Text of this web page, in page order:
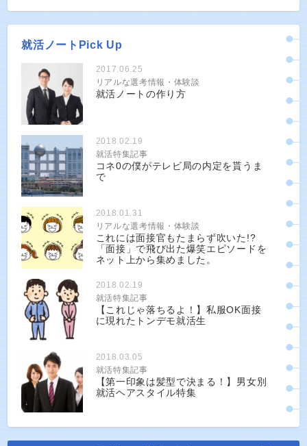
就活ノートPick Up
2017.06.25
リアルな選考情報・体験談
就活ノートの作り方
2018.02.19
就活特集記事
コネ0の僕がテレビ局の内定を貰うま
で
2018.01.31
リアルな選考情報・体験談
これには面接官もたまらず吹いた!?
「面接」で飛び出た爆笑エピソードを
ネット上から集めました。
2018.02.19
就活特集記事
【これじゃ落ちるよ！】私服OK面接
に現れたトンデモ就活生
2018.03.05
就活特集記事
【第一印象は髪型で決まる！】男女別
就活ヘアスタイル特集